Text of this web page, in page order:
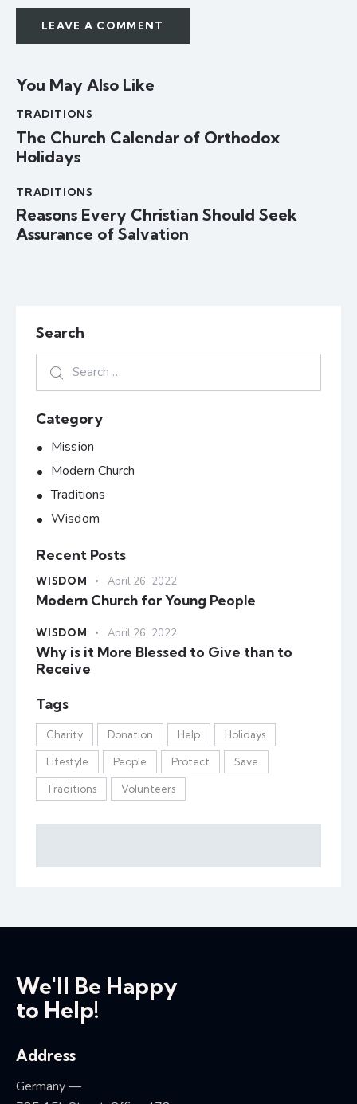
You May Also Like
TRADITIONS
The Church Calendar of Orthodox
Holidays
TRADITIONS
Reasons Every Christian Should Seek
Assurance of Salvation
Search
Category
Mission
Modern Church
Traditions
Wisdom
Recent Posts
WISDOM April 26, 2022
Modern Church for Young People
WISDOM April 26, 2022
Why is it More Blessed to Give than to
Receive
Tags
Charity Donation Help Holidays
Lifestyle People Protect Save
Traditions Volunteers
We'll Be Happy
to Help!
Address
Germany —